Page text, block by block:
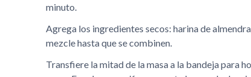
minuto.
Agrega los ingredientes secos: harina de
mezcle hasta que se combinen.
Transfiere la mitad de la masa a la bandeja para